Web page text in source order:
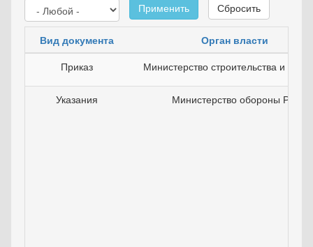
Применить
Сбросить
Вид документа
Орган власти
Приказ
Министерство строительства и
Указания Министерство обороны РФ